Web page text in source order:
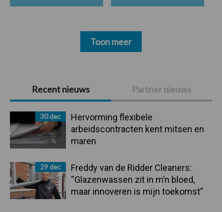
Primaire
Sidebar
Recent nieuws Partner nieuws
30 dec
Hervorming flexibele
arbeidscontracten kent mitsen en
maren
29 dec
Freddy van de Ridder Cleaners:
“Glazenwassen zit in m’n bloed,
maar innoveren is mijn toekomst”
Toon meer